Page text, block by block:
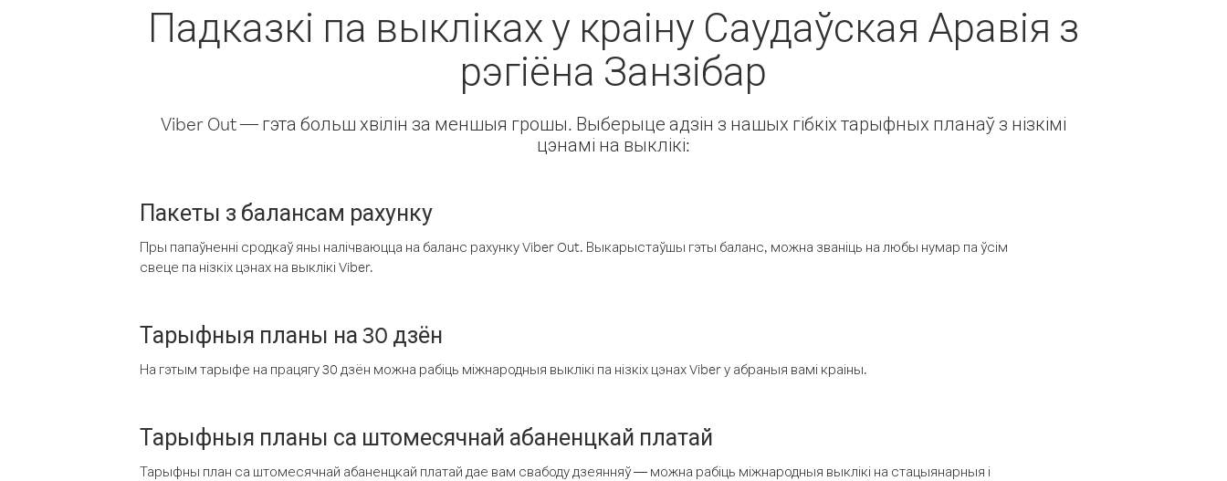
Падказкі па выкліках у краіну Саудаўская Аравія з
рэгіёна Занзібар
Viber Out — гэта больш хвілін за меншыя грошы. Выберыце адзін з нашых гібкіх тарыфных планаў з нізкімі
цэнамі на выклікі:
Пакеты з балансам рахунку
Пры папаўненні сродкаў яны налічваюцца на баланс рахунку Viber Out. Выкарыстаўшы гэты баланс, можна званіць на любы нумар па ўсім
свеце па нізкіх цэнах на выклікі Viber.
Тарыфныя планы на 30 дзён
На гэтым тарыфе на працягу 30 дзён можна рабіць міжнародныя выклікі па нізкіх цэнах Viber у абраныя вамі краіны.
Тарыфныя планы са штомесячнай абаненцкай платай
Тарыфны план са штомесячнай абаненцкай платай дае вам свабоду дзеянняў — можна рабіць міжнародныя выклікі на стацыянарныя і